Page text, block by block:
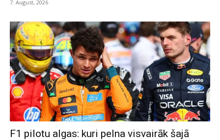
7. August, 2026
F1 pilotu algas: kuri pelna visvairāk šajā